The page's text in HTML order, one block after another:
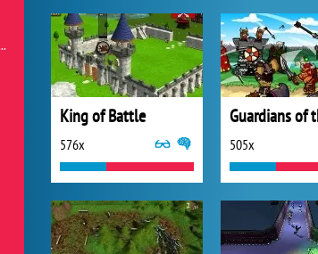
King of Battle
576x 505x
Archivo de juegos flash